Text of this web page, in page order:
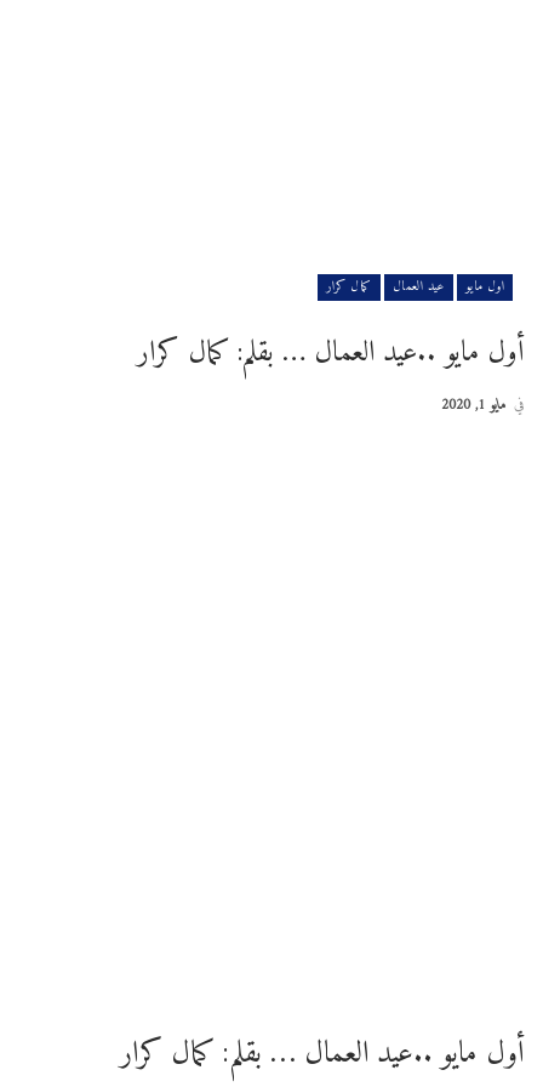
اول مايو عيد العمال كمال كرار
أول مايو ..عيد العمال … بقلم: كمال كرار
في مايو 1, 2020
أول مايو ..عيد العمال … بقلم: كمال كرار